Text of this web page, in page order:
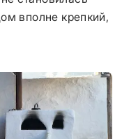
вполне крепкий,